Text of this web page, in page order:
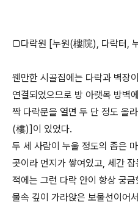
□다락원 [누원(樓院), 다락터,
웬만한 시골집에는 다락과 벽장
연결되었으므로 방 아랫목 방벽
짝 다락문을 열면 두 단 정도 올
(樓)]이 있었다.
두 세 사람이 누울 정도의 좁은
곳이라 먼지가 쌓여있고, 세간
적에는 그런 다락 안이 항상 궁금
물속 깊이 가라앉은 보물선이어